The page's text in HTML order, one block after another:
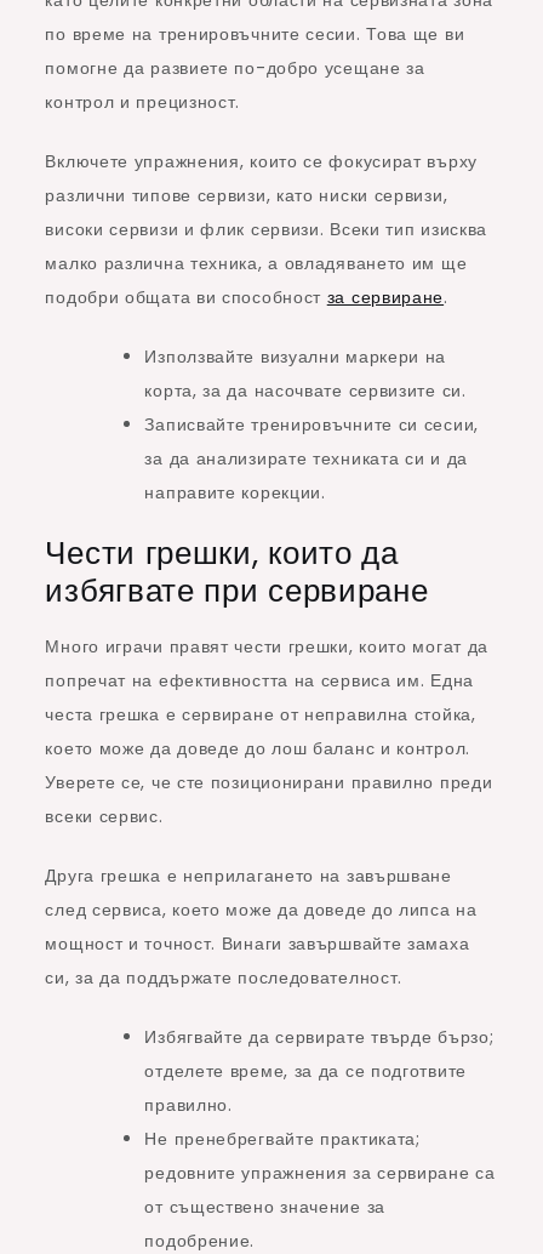
по време на тренировъчните сесии. Това ще ви
помогне да развиете по-добро усещане за
контрол и прецизност.
Включете упражнения, които се фокусират върху
различни типове сервизи, като ниски сервизи,
високи сервизи и флик сервизи. Всеки тип изисква
малко различна техника, а овладяването им ще
подобри общата ви способност за сервиране.
Използвайте визуални маркери на
корта, за да насочвате сервизите си.
Записвайте тренировъчните си сесии,
за да анализирате техниката си и да
направите корекции.
Чести грешки, които да
избягвате при сервиране
Много играчи правят чести грешки, които могат да
попречат на ефективността на сервиса им. Една
честа грешка е сервиране от неправилна стойка,
което може да доведе до лош баланс и контрол.
Уверете се, че сте позиционирани правилно преди
всеки сервис.
Друга грешка е неприлагането на завършване
след сервиса, което може да доведе до липса на
мощност и точност. Винаги завършвайте замаха
си, за да поддържате последователност.
Избягвайте да сервирате твърде бързо;
отделете време, за да се подготвите
правилно.
Не пренебрегвайте практиката;
редовните упражнения за сервиране са
от съществено значение за
подобрение.